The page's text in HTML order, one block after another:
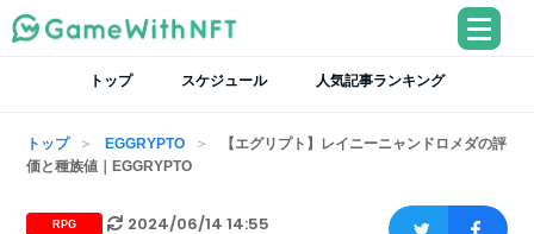
トップ スケジュール 人気記事ランキング
トップ EGGRYPTO
【エグリプト】レイニーニャンドロメダの評
価と種族値｜EGGRYPTO
RPG 2024/06/14 14:55